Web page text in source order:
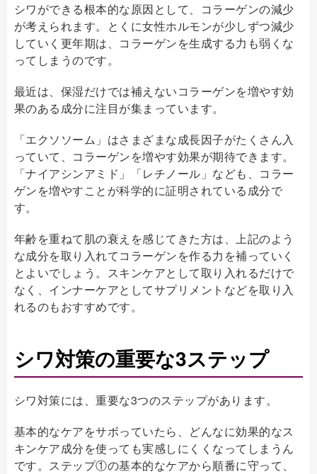
シワができる根本的な原因として、コラーゲンの減少
が考えられます。とくに女性ホルモンが少しずつ減少
していく更年期は、 コラーゲンを生成する力も弱くな
って しまうのです。
最近は、保湿だけでは補えないコラーゲンを増やす効
果のある成分に注目が集まっています。
「エクソソーム」はさまざまな成長因子がたくさん入
っていて、コラーゲンを増やす効果が期待できます。
「ナイアシンアミド」「レチノール」なども、コラー
ゲンを増やすことが科学的に証明されている成分で
す。
年齢を重ねて肌の衰えを感じてきた方は、上記のよう
な成分を取り入れてコラーゲンを作る力を補っていく
とよいでしょう。スキンケアとして取り入れるだけで
なく、インナーケアとしてサプリメントなどを取り入
れるのもおすすめです。
シワ対策の重要な3ステップ
シワ対策には、重要な3つのステップがあります。
基本的なケアをサボっていたら、どんなに効果的なス
キンケア成分を使っても実感しにくくなってしまうん
です。ステップ①の基本的なケアから順番に守って、